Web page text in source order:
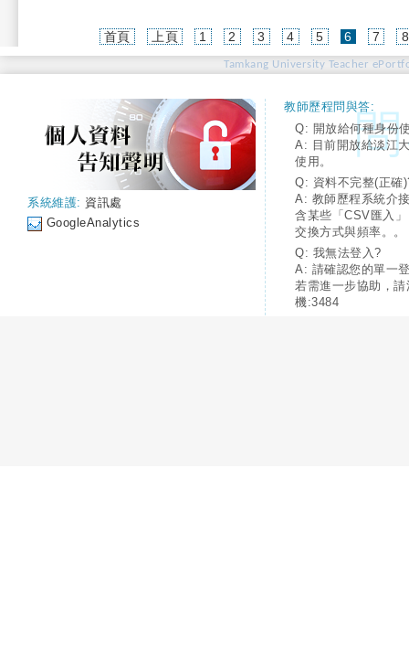
首頁 上頁 1 2 3 4 5 6(current)
7 8
Tamkang University Teacher
系統維護: 資訊處
GoogleAnalytics
教師歷程問與答:
Q: 開放給何種身份
A: 目前開放給淡江
使用。
Q: 資料不完整(正確
A: 教師歷程系統介
含某些「CSV匯入
交換方式與頻率。。
Q: 我無法登入?
A: 請確認您的單一
若需進一步協助，
機:3484